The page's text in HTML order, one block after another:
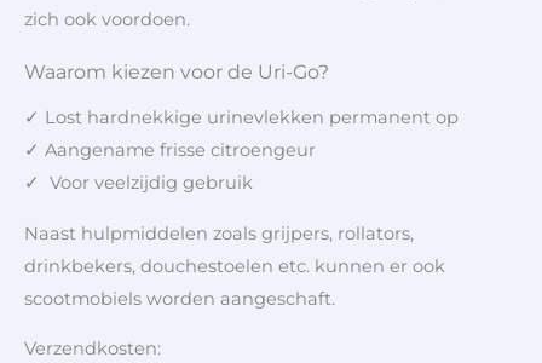
zich ook voordoen.
Waarom kiezen voor de Uri-Go?
✓ Lost hardnekkige urinevlekken permanent op
✓ Aangename frisse citroengeur
✓ Voor veelzijdig gebruik
Naast hulpmiddelen zoals grijpers, rollators,
drinkbekers, douchestoelen etc. kunnen er ook
scootmobiels worden aangeschaft.
Verzendkosten: